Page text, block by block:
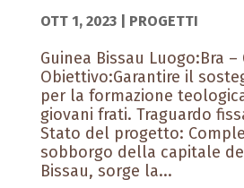
OTT 1, 2023| PROGETTI
Guinea Bissau Luogo:Bra –
Obiettivo:Garantire il
per la formazione
giovani frati. Traguardo
Stato del progetto:
sobborgo della capitale
Bissau, sorge la...